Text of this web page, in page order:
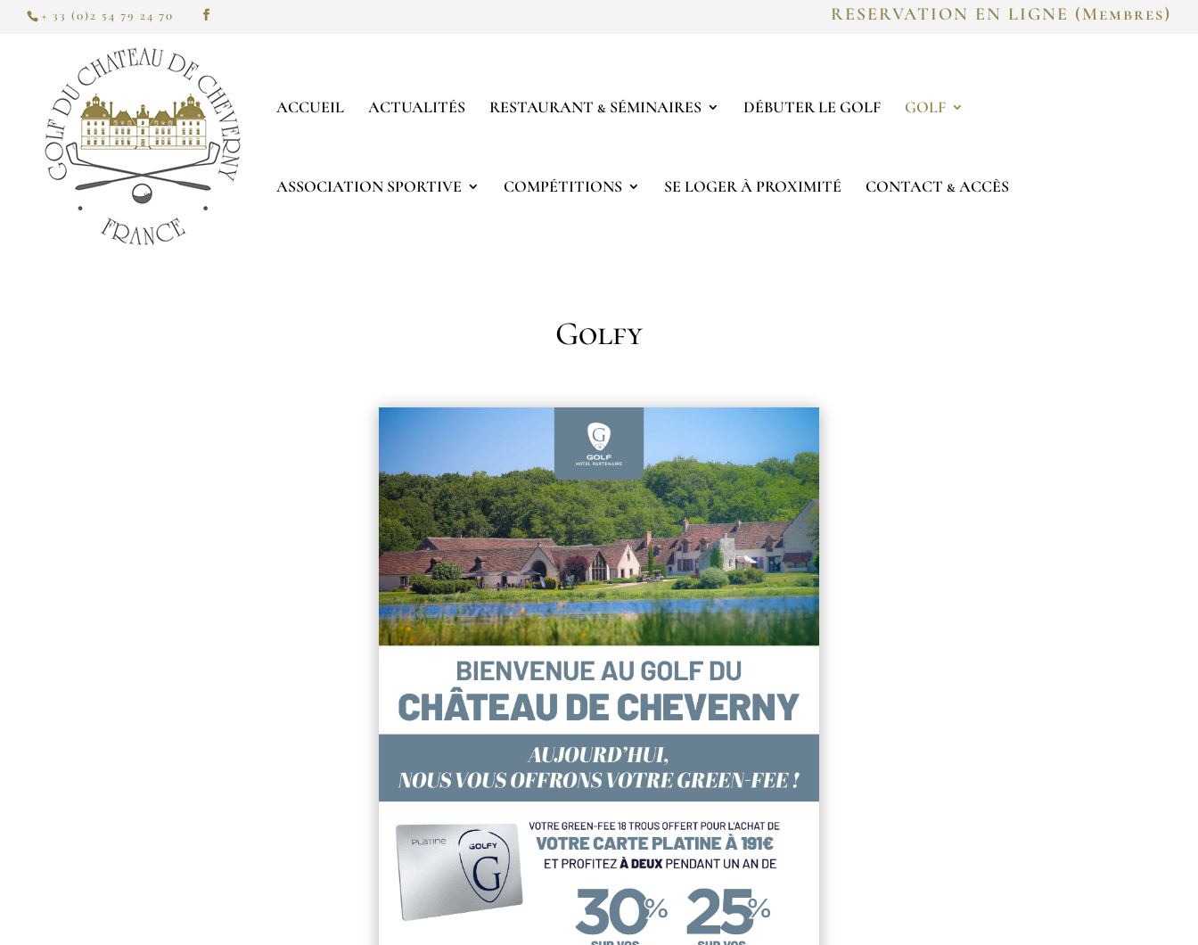
+ 33 (0)2 54 79 24 70 RESERVATION EN LIGNE (Membres)
ACCUEIL ACTUALITÉS RESTAURANT & SÉMINAIRES DÉBUTER LE GOLF GOLF
ASSOCIATION SPORTIVE COMPÉTITIONS SE LOGER À PROXIMITÉ CONTACT & ACCÈS
Golfy